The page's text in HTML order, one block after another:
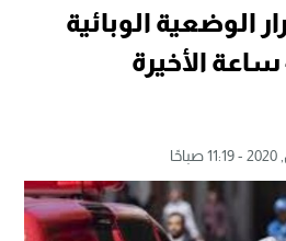
الوضعية الوبائية